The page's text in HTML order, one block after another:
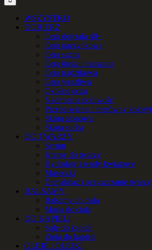
WSZYSTKO
DOBIERZ
Cera dojrzała 40+
Cera naczynkowa
Cera sucha
Cera tłusta i mieszana
Cera trądzikowa
Cera wrażliwa
Okolice oczu
Nadmierna potliwość
Przebarwienia i nierówny koloryt
Skóra atopowa
Skóra sucha
DO TWARZY
Serum
Kremy do twarzy
Hydrolaty i wody kwiatowe
Maseczki
Demakijaż i oczyszczanie twarzy
BALSAMY
Balsamy do ciała
Masła do ciała
DO KĄPIELI
Sole do kąpieli
Zioła do kąpieli
OLEJE i OLEJKI